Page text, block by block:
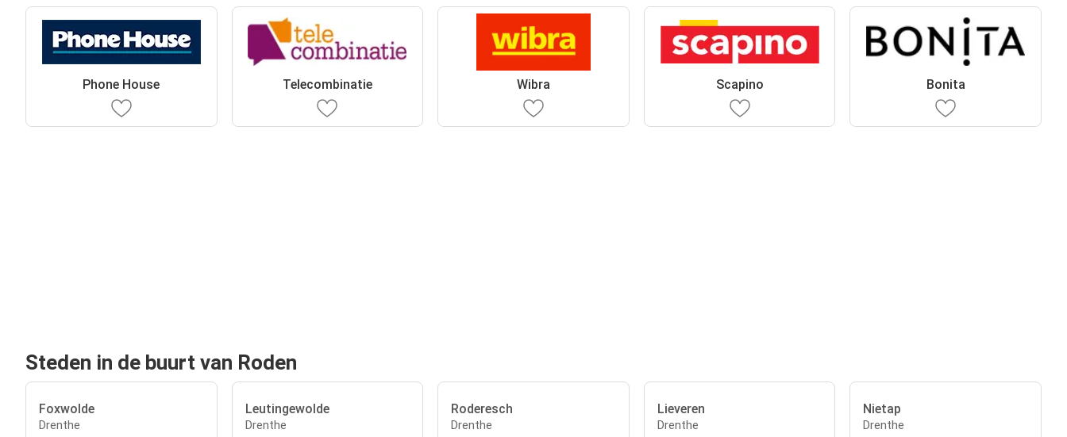
Phone House Telecombinatie Wibra Scapino Bonita
Steden in de buurt van Roden
Foxwolde
Drenthe
Leutingewolde
Drenthe
Roderesch
Drenthe
Lieveren
Drenthe
Nietap
Drenthe